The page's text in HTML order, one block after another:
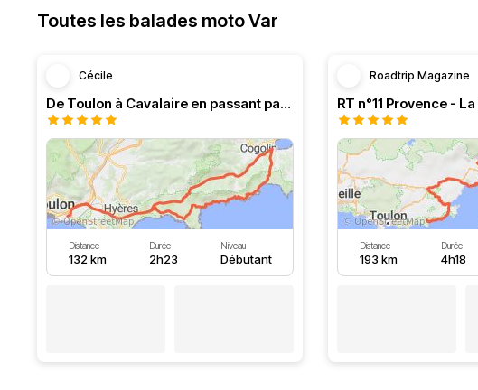
Toutes les balades moto Var
Cécile
De Toulon à Cavalaire en passant par la côte
Distance
132 km
Durée
2h23
Niveau
Débutant
Roadtrip Magazine
Distance
193 km
Durée
4h18